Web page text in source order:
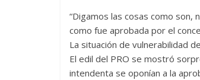
“Digamos las cosas como son,
como fue aprobada por el
La situación de vulnerabilidad
El edil del PRO se mostró
intendenta se oponían a la